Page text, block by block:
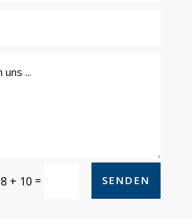
8 + 10 = SENDEN